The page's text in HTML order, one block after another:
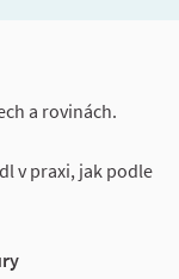
a rovinách.
v praxi, jak podle